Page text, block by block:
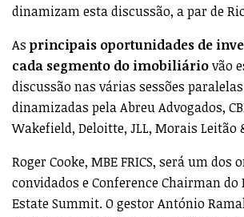
dinamizam esta discussão, a par de
As principais oportunidades de
cada segmento do imobiliáriovão
discussão nas várias sessões
dinamizadas pela Abreu Advogados,
Wakefield, Deloitte, JLL, Morais Leitão
Roger Cooke, MBE FRICS, será um dos
convidados e Conference Chairman do
Estate Summit. O gestor António